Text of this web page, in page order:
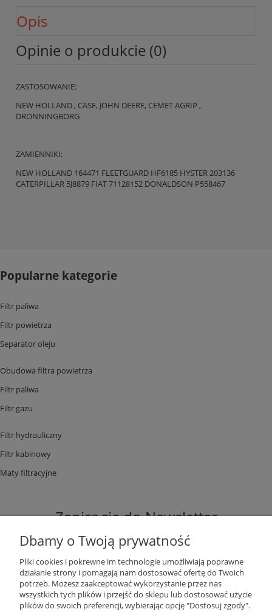
Opis
Opinie o produkcie (0)
ZASTOSOWANIE:
NEW HOLLAND , CASE, JOHN DEERE, CEMET AGRIP ,
DRONNINGBORG
ZAMIENNIKI:
NEW HOLLAND 164471 FLEETGUARD HF6185 HYSTER 203136
CATERPILLAR 5J8879 FIAT 71128152 DONALDSON P558467
Popularne kategorie
Filtr paliwa
Filtr powietrza
Separator oleju
Obudowa filtra powietrza
Filtr paliwa
Filtr gazu
Filtr hydrauliczny
Filtr kabinowy
Maty filtracyjne
Zapisz się do Newsletter
ZAPISZ SIĘ
Dbamy o Twoją prywatność
Pliki cookies i pokrewne im technologie umożliwiają poprawne
działanie strony i pomagają nam dostosować ofertę do Twoich
potrzeb. Możesz zaakceptować wykorzystanie przez nas
wszystkich tych plików i przejść do sklepu lub dostosować użycie
plików do swoich preferencji, wybierając opcję "Dostosuj zgody".